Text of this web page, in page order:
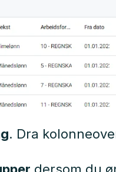
. Dra
dersom du